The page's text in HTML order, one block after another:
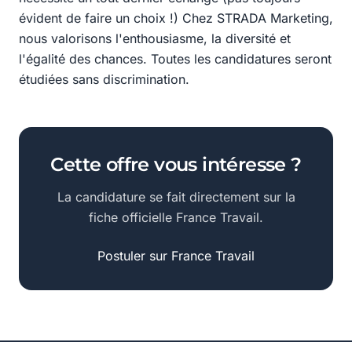
évident de faire un choix !) Chez STRADA Marketing,
nous valorisons l'enthousiasme, la diversité et
l'égalité des chances. Toutes les candidatures seront
étudiées sans discrimination.
Cette offre vous intéresse ?
La candidature se fait directement sur la
fiche officielle France Travail.
Postuler sur France Travail